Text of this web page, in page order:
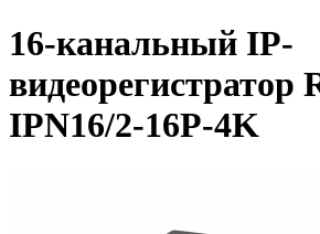
16-канальный IP-
видеорегистратор
IPN16/2-16P-4K